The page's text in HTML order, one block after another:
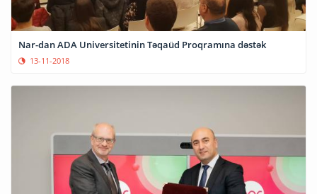
Nar-dan ADA Universitetinin Təqaüd Proqramına dəstək
13-11-2018